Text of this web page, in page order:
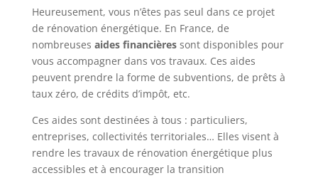
Heureusement, vous n’êtes pas seul dans ce projet
de rénovation énergétique. En France, de
nombreuses aides financièressont disponibles pour
vous accompagner dans vos travaux. Ces aides
peuvent prendre la forme de subventions, de prêts à
taux zéro, de crédits d’impôt, etc.
Ces aides sont destinées à tous : particuliers,
entreprises, collectivités territoriales… Elles visent à
rendre les travaux de rénovation énergétique plus
accessibles et à encourager la transition